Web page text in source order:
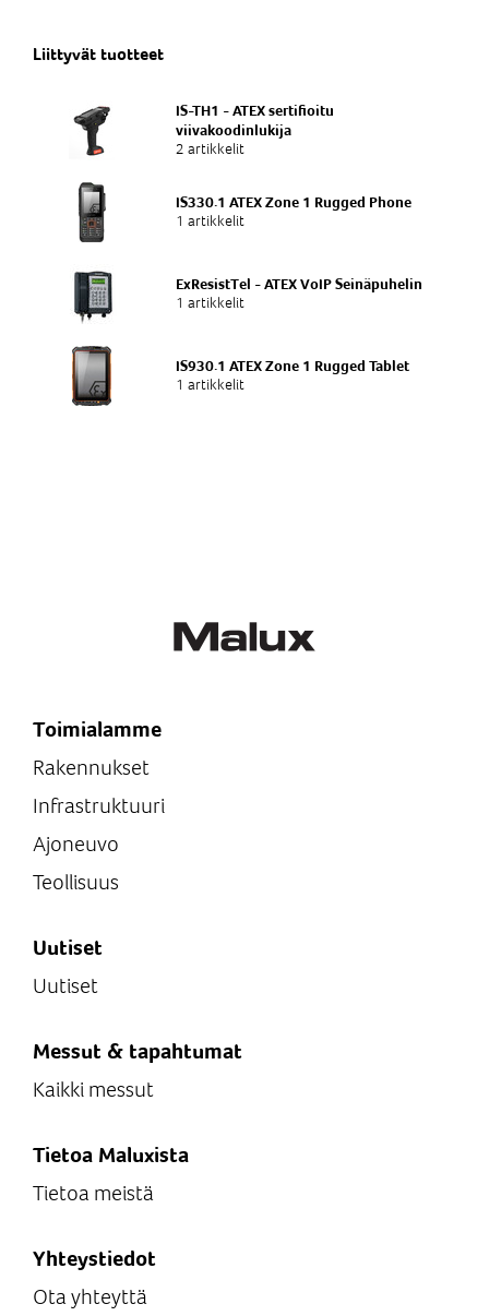
Liittyvät tuotteet
IS-TH1 - ATEX sertifioitu
viivakoodinlukija
2 artikkelit
IS330.1 ATEX Zone 1 Rugged Phone
1 artikkelit
ExResistTel - ATEX VoIP Seinäpuhelin
1 artikkelit
IS930.1 ATEX Zone 1 Rugged Tablet
1 artikkelit
Toimialamme
Rakennukset
Infrastruktuuri
Ajoneuvo
Teollisuus
Uutiset
Uutiset
Messut & tapahtumat
Kaikki messut
Tietoa Maluxista
Tietoa meistä
Yhteystiedot
Ota yhteyttä